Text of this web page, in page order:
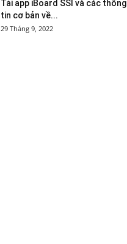
Tải app iBoard SSI và các thông
tin cơ bản về...
29 Tháng 9, 2022